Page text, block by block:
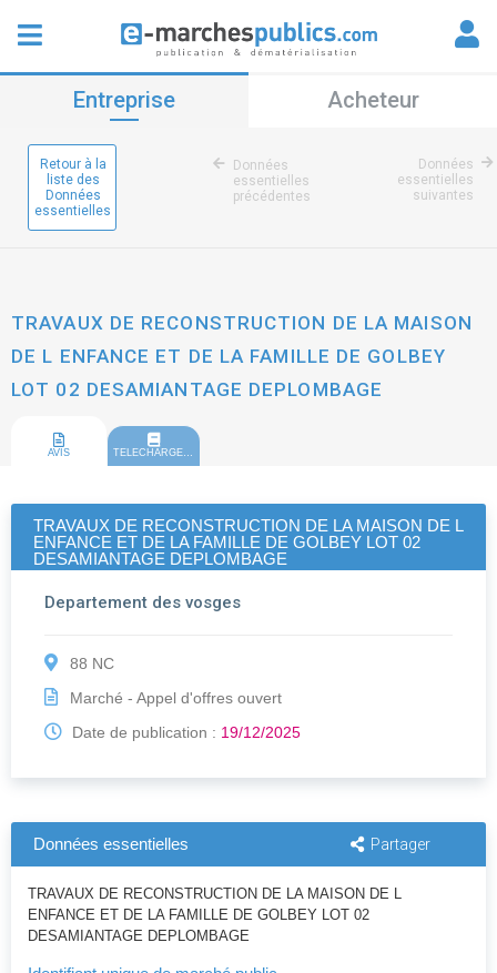
Entreprise Acheteur
Retour à la
liste des
Données
essentielles
Données
essentielles
précédentes
Données
essentielles
suivantes
TRAVAUX DE RECONSTRUCTION DE LA MAISON
DE L ENFANCE ET DE LA FAMILLE DE GOLBEY
LOT 02 DESAMIANTAGE DEPLOMBAGE
AVIS TELECHARGEMENT
TRAVAUX DE RECONSTRUCTION DE LA MAISON DE L
ENFANCE ET DE LA FAMILLE DE GOLBEY LOT 02
DESAMIANTAGE DEPLOMBAGE
Departement des vosges
88 NC
Marché - Appel d'offres ouvert
Date de publication : 19/12/2025
Données essentielles Partager
TRAVAUX DE RECONSTRUCTION DE LA MAISON DE L
ENFANCE ET DE LA FAMILLE DE GOLBEY LOT 02
DESAMIANTAGE DEPLOMBAGE